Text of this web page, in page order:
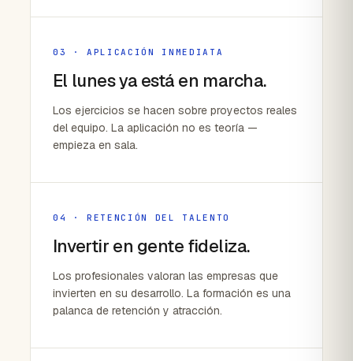
03 · APLICACIÓN INMEDIATA
El lunes ya está en marcha.
Los ejercicios se hacen sobre proyectos reales
del equipo. La aplicación no es teoría —
empieza en sala.
04 · RETENCIÓN DEL TALENTO
Invertir en gente fideliza.
Los profesionales valoran las empresas que
invierten en su desarrollo. La formación es una
palanca de retención y atracción.